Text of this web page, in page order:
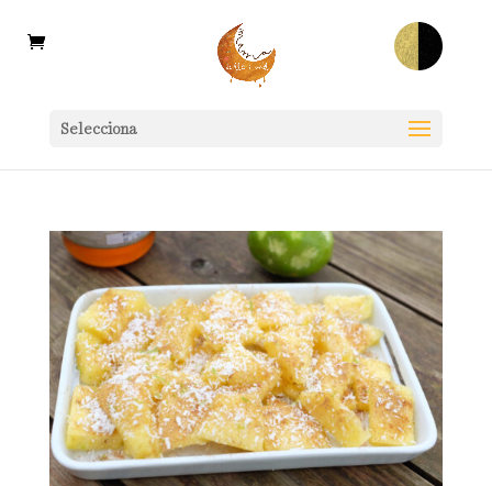
Selecciona